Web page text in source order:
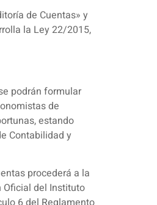
de Cuentas» y
la Ley 22/2015,
podrán formular
de
estando
Contabilidad y
procederá a la
Oficial del Instituto